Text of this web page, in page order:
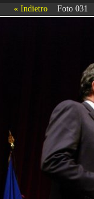
« Indietro Foto 031